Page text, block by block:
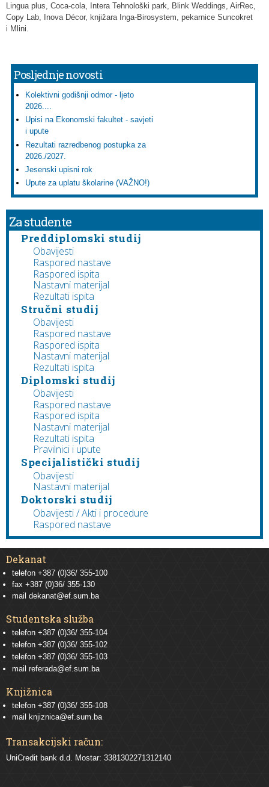
Lingua plus, Coca-cola, Intera Tehnološki park, Blink Weddings, AirRec,
Copy Lab, Inova Décor, knjižara Inga-Birosystem, pekarnice Suncokret
i Mlini.
Posljednje novosti
Kolektivni godišnji odmor - ljeto
2026....
Upisi na Ekonomski fakultet - savjeti
i upute
Rezultati razredbenog postupka za
2026./2027.
Jesenski upisni rok
Upute za uplatu školarine (VAŽNO!)
Za studente
Preddiplomski studij
Obavijesti
Raspored nastave
Raspored ispita
Nastavni materijal
Rezultati ispita
Stručni studij
Obavijesti
Raspored nastave
Raspored ispita
Nastavni materijal
Rezultati ispita
Diplomski studij
Obavijesti
Raspored nastave
Raspored ispita
Nastavni materijal
Rezultati ispita
Pravilnici i upute
Specijalistički studij
Obavijesti
Nastavni materijal
Doktorski studij
Obavijesti / Akti i procedure
Raspored nastave
Dekanat
telefon +387 (0)36/ 355-100
fax +387 (0)36/ 355-130
mail dekanat@ef.sum.ba
Studentska služba
telefon +387 (0)36/ 355-104
telefon +387 (0)36/ 355-102
telefon +387 (0)36/ 355-103
mail referada@ef.sum.ba
Knjižnica
telefon +387 (0)36/ 355-108
mail knjiznica@ef.sum.ba
Transakcijski račun:
UniCredit bank d.d. Mostar: 3381302271312140